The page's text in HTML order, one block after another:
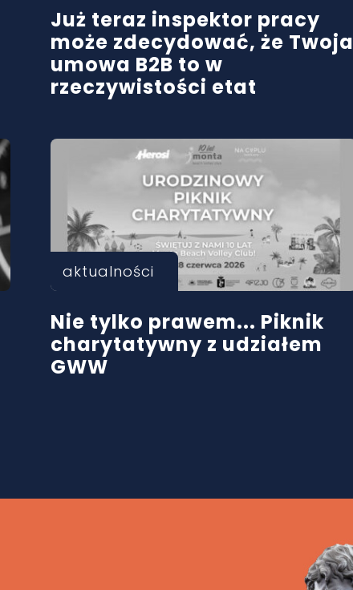
Już teraz inspektor pracy
może zdecydować, że Twoja
umowa B2B to w
rzeczywistości etat
aktualności
Nie tylko prawem... Piknik
charytatywny z udziałem
GWW